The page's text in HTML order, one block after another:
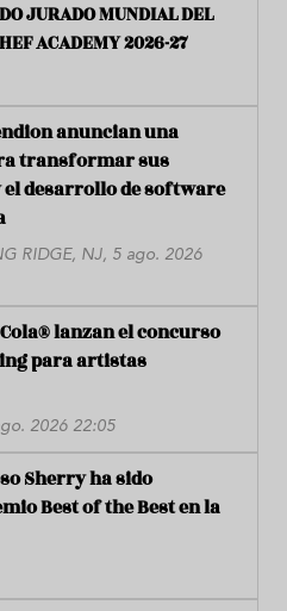
JURADO MUNDIAL DEL
ACADEMY 2026-27
anuncian una
transformar sus
desarrollo de software
RIDGE, NJ, 5 ago. 2026
lanzan el concurso
para artistas
2026 22:05
Sherry ha sido
Best of the Best en la